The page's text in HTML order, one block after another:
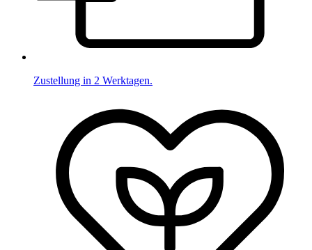
Zustellung in 2 Werktagen.